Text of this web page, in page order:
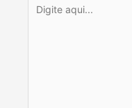
aqui...